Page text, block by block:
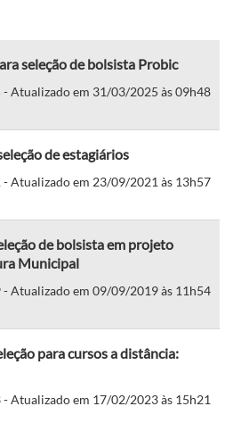
seleção de bolsista Probic
Atualizado em 31/03/2025 às 09h48
de estagiários
Atualizado em 23/09/2021 às 13h57
de bolsista em projeto
Municipal
Atualizado em 09/09/2019 às 11h54
para cursos a distância:
Atualizado em 17/02/2023 às 15h21